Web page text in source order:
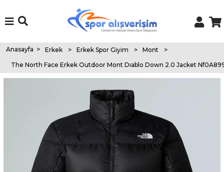
Anasayfa > Erkek > Erkek Spor Giyim > Mont
>
The North Face Erkek Outdoor Mont Dıablo Down 2.0 Jacket